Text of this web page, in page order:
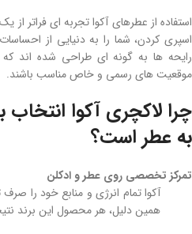
استفاده از عطرهای آکوا تجربه ‌ای فراتر
اسپری کردن، شما را به دنیایی از
رایحه‌ ها به گونه ‌ای طراحی شده‌ اند که
موقعیت ‌های رسمی و خاص مناسب باشند.
چرا لاکچری آکوا انتخاب
به عطر است؟
تمرکز تخصصی روی عطر و ادکلن
آکوا تمام انرژی و منابع خود را
همین دلیل، هر محصول این برند